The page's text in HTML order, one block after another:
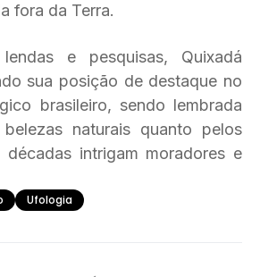
fora da Terra.
e pesquisas, Quixadá
sua posição de destaque no
brasileiro, sendo lembrada
naturais quanto pelos
décadas intrigam moradores e
Ufologia